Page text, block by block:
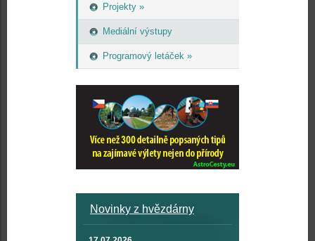
Projekty »
Mediální výstupy
Programový letáček »
Novinky z hvězdárny